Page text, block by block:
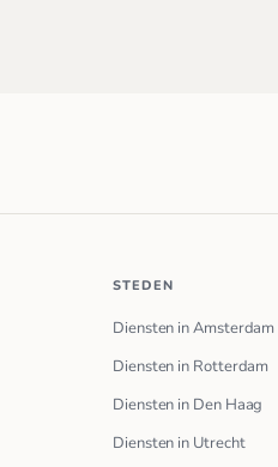
STEDEN
Diensten in Amsterdam
Diensten in Rotterdam
Diensten in Den Haag
Diensten in Utrecht